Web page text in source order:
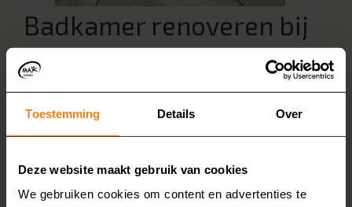
Toestemming Details Over
Deze website maakt gebruik van cookies
We gebruiken cookies om content en advertenties te
Badkamer renoveren bij
MAX Badkamers?
Wilt u uw badkamer renoveren, maar wilt u geen
grote verbouwing met veel breekwerk? Geen